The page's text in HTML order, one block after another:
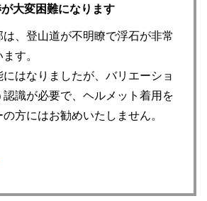
大変困難になります
、登山道が不明瞭で浮石が非常
す。
はなりましたが、バリエーショ
認識が必要で、ヘルメット着用を
方にはお勧めいたしません。